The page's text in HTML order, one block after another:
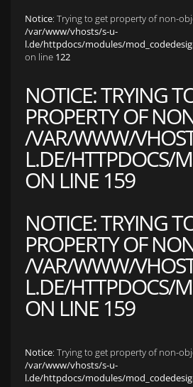
Notice: Trying to get property of non-
/var/www/vhosts/s-u-
l.de/httpdocs/modules/
on line 122
NOTICE: TRYING
PROPERTY OF
/VAR/WWW/
L.DE/HTTPDOCS/
ON LINE 159
NOTICE: TRYING
PROPERTY OF
/VAR/WWW/
L.DE/HTTPDOCS/
ON LINE 159
Notice: Trying to get property of non-
/var/www/vhosts/s-u-
l.de/httpdocs/modules/